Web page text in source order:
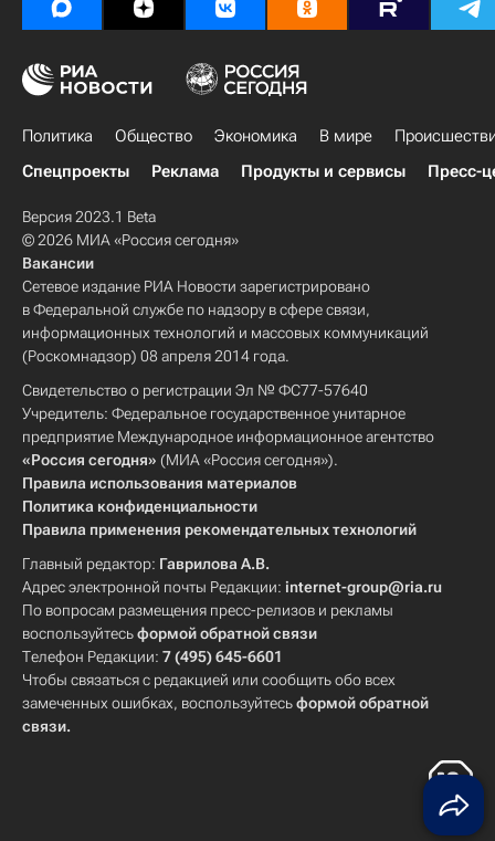
Политика Общество Экономика В мире
Спецпроекты
Реклама Продукты и сервисы Пресс-
Версия 2023.1 Beta
© 2026 МИА «Россия сегодня»
Вакансии
Сетевое издание РИА Новости зарегистрировано
в Федеральной службе по надзору в сфере связи,
информационных технологий и массовых коммуникаций
(Роскомнадзор) 08 апреля 2014 года.
Свидетельство о регистрации Эл № ФС77-57640
Учредитель: Федеральное государственное унитарное
предприятие Международное информационное агентство
«Россия сегодня» (МИА «Россия сегодня»).
Правила использования материалов
Политика конфиденциальности
Правила применения рекомендательных технологий
Главный редактор: Гаврилова А.В.
Адрес электронной почты Редакции: internet-group@ria.ru
По вопросам размещения пресс-релизов и рекламы
воспользуйтесьформой обратной связи
Телефон Редакции: 7 (495) 645-6601
Чтобы связаться с редакцией или сообщить обо всех
замеченных ошибках, воспользуйтесьформой обратной
связи.